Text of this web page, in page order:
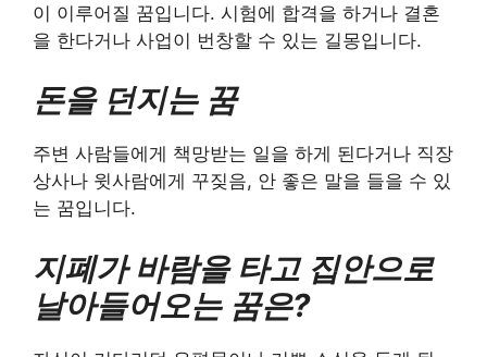
이 이루어질 꿈입니다. 시험에 합격을 하거나 결혼
을 한다거나 사업이 번창할 수 있는 길몽입니다.
돈을 던지는 꿈
주변 사람들에게 책망받는 일을 하게 된다거나 직장
상사나 윗사람에게 꾸짖음, 안 좋은 말을 들을 수 있
는 꿈입니다.
지폐가 바람을 타고 집안으로
날아들어오는 꿈은?